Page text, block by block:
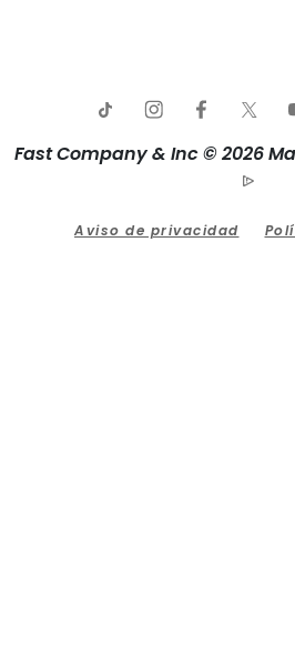
Fast Company & Inc © 2026
Aviso de privacidad